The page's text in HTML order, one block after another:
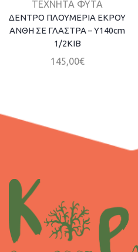
ΤΕΧΝΗΤΑ ΦΥΤΑ
ΔΕΝΤΡΟ ΠΛΟΥΜΕΡΙΑ ΕΚΡΟΥ
ΑΝΘΗ ΣΕ ΓΛΑΣΤΡΑ – Y140cm
1/2KIB
145,00€